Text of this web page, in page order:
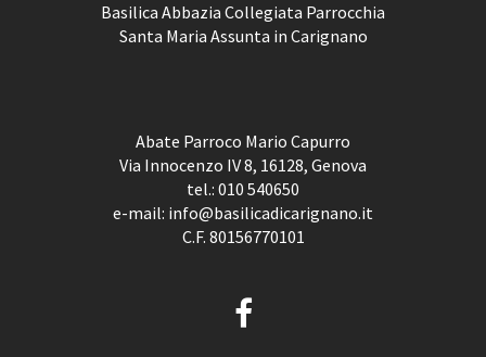
Basilica Abbazia Collegiata Parrocchia
Santa Maria Assunta in Carignano
Abate Parroco Mario Capurro
Via Innocenzo IV 8, 16128, Genova
tel.: 010 540650
e-mail: info@basilicadicarignano.it
C.F. 80156770101